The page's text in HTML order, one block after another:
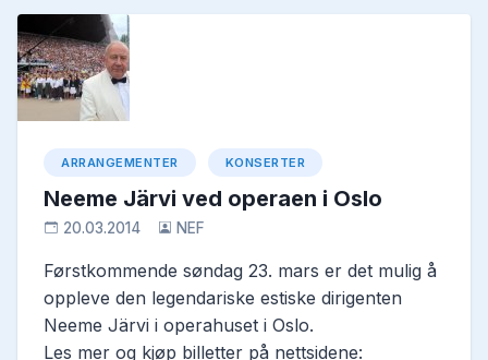
ARRANGEMENTER KONSERTER
Neeme Järvi ved operaen i Oslo
20.03.2014 NEF
Førstkommende søndag 23. mars er det mulig å
oppleve den legendariske estiske dirigenten
Neeme Järvi i operahuset i Oslo.
Les mer og kjøp billetter på nettsidene: